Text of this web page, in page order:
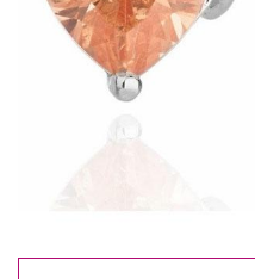
Cele mai votate
Cu video
100 Lei - 200 Lei
1000 Lei +